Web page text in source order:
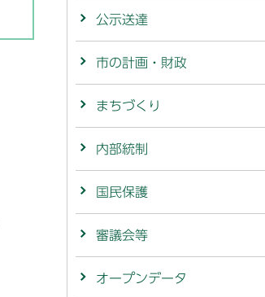
公示送達
市の計画・財政
まちづくり
内部統制
国民保護
審議会等
オープンデータ